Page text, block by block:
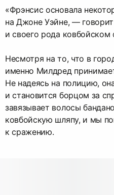
«Фрэнсис основала
на Джоне Уэйне, —
и своего рода ковбойском
Несмотря на то, что в
именно Милдред
Не надеясь на полицию,
и становится борцом за
завязывает волосы
ковбойскую шляпу, и мы
к сражению.